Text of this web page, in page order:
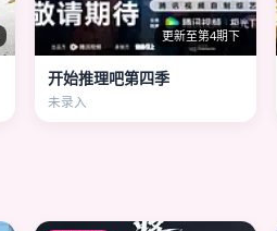
更新至第4期下
开始推理吧第四季
未录入